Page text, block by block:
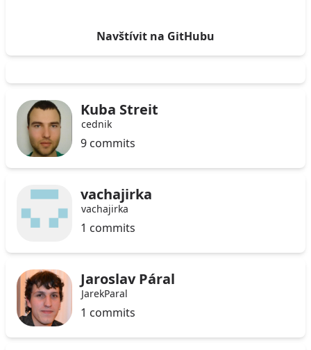
Navštívit na GitHubu
Kuba Streit
cednik
9 commits
vachajirka
vachajirka
1 commits
Jaroslav Páral
JarekParal
1 commits